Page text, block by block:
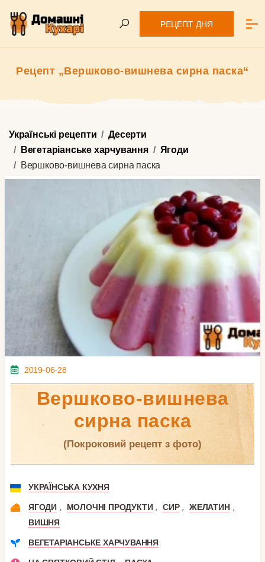
РЕЦЕПТ ДНЯ
Рецепт „Вершково-вишнева сирна паска“
Українські рецепти
Десерти
Вегетаріанське харчування
Ягоди
Вершково-вишнева сирна паска
2019-06-28
Вершково-вишнева
сирна паска
(покроковий рецепт з фото)
УКРАЇНСЬКА КУХНЯ
ЯГОДИ , МОЛОЧНІ ПРОДУКТИ , СИР , ЖЕЛАТИН ,
ВИШНЯ
ВЕГЕТАРІАНСЬКЕ ХАРЧУВАННЯ